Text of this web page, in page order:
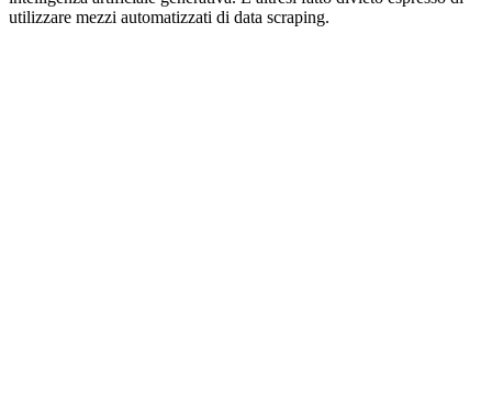
utilizzare mezzi automatizzati di data scraping.